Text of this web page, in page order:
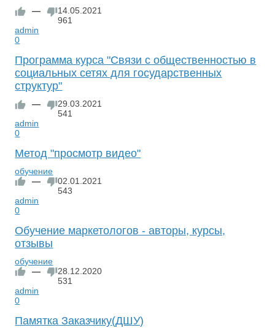
—
14.05.2021
961
admin
0
Программа курса "Связи с общественностью в
социальных сетях для государственных
структур"
—
29.03.2021
541
admin
0
Метод "просмотр видео"
обучение
—
02.01.2021
543
admin
0
Обучение маркетологов - авторы, курсы,
отзывы
обучение
—
28.12.2020
531
admin
0
Памятка Заказчику(ДШУ)